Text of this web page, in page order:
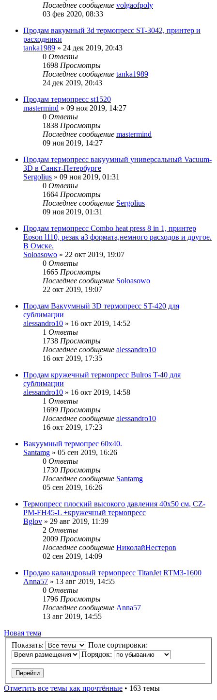
Последнее сообщение volgaofpoly
03 фев 2020, 08:33
Продам вакумный 3d термопресс ST-3042, принтер и
расходники
tanka1989 » 24 дек 2019, 20:43
0 Ответы
1698 Просмотры
Последнее сообщение tanka1989
24 дек 2019, 20:43
Продам термопресс st1520
mastermind » 09 ноя 2019, 14:27
0 Ответы
1838 Просмотры
Последнее сообщение mastermind
09 ноя 2019, 14:27
Продам термопресс вакуумный универсальный Vacuum-
3D в Санкт-Петербурге
Sergolius » 09 ноя 2019, 01:31
0 Ответы
1664 Просмотры
Последнее сообщение Sergolius
09 ноя 2019, 01:31
Продам термопресс Combo heat press 8 in 1, принтер
Epson l110, резак а3 формата,немного расходов и другое.
В Омске.
Soloasowo » 22 окт 2019, 19:07
0 Ответы
1665 Просмотры
Последнее сообщение Soloasowo
22 окт 2019, 19:07
Продам Вакуумный 3D термопресс ST-420 для
сублимации
alessandro10 » 16 окт 2019, 14:52
1 Ответы
1738 Просмотры
Последнее сообщение alessandro10
16 окт 2019, 17:35
Продам кружечный термопресс Bulros T-40 для
сублимации
alessandro10 » 16 окт 2019, 14:58
1 Ответы
1699 Просмотры
Последнее сообщение alessandro10
16 окт 2019, 17:23
Вакуумный термопрес 60х40.
Santamg » 05 сен 2019, 16:26
0 Ответы
1730 Просмотры
Последнее сообщение Santamg
05 сен 2019, 16:26
Термопресс плоский высокого давления 40х50 см, CZ-
PM-FH45-L +кружечный термопресс
Bglov » 29 авг 2019, 11:39
2 Ответы
2009 Просмотры
Последнее сообщение НиколайНестеров
02 сен 2019, 14:09
Продаю каландровый термопресс TitanJet RTM3-1600
Anna57 » 13 авг 2019, 14:55
0 Ответы
1796 Просмотры
Последнее сообщение Anna57
13 авг 2019, 14:55
Новая тема
Показать:
Поле сортировки:
Порядок:
Отметить все темы как прочтённые • 163 темы